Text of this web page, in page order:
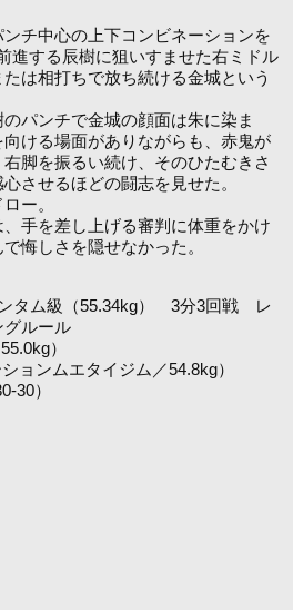
チ中心の上下コンビネーションを
進する辰樹に狙いすませた右ミドル
は相打ちで放ち続ける金城という
パンチで金城の顔面は朱に染ま
ける場面がありながらも、赤鬼が
脚を振るい続け、そのひたむきさ
させるほどの闘志を見せた。
ー。
手を差し上げる審判に体重をかけ
悔しさを隠せなかった。
タム級（55.34kg） 3分3回戦 レ
グルール
）
ョンムエタイジム／54.8kg）
30）